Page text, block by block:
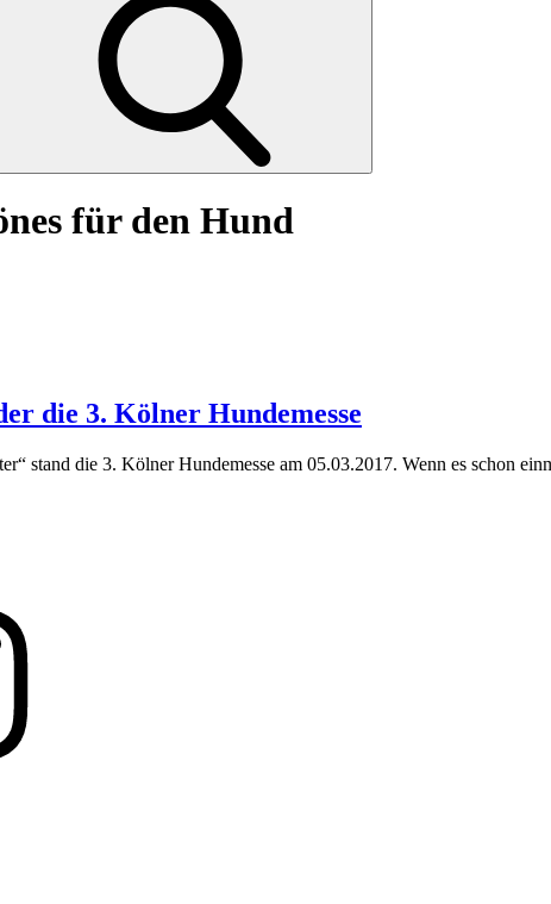
für den Hund
die 3. Kölner Hundemesse
stand die 3. Kölner Hundemesse am 05.03.2017. Wenn es schon